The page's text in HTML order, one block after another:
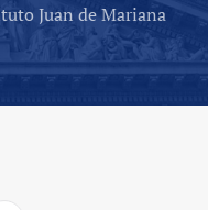
Juan de Mariana